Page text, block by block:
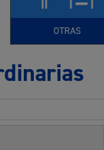
Vivienda y
Espacio público,
OTRAS